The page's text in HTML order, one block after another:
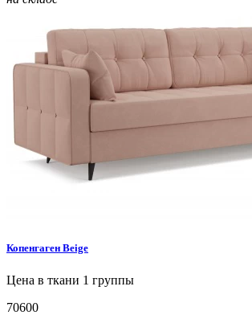
Копенгаген Beige
Цена в ткани 1 группы
70600